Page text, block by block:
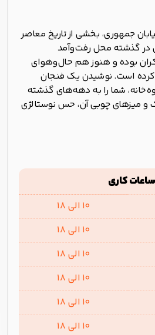
جمهوری، بخشی از تاریخ معاصر
در گذشته محل رفت‌وآمد
بوده و هنوز هم حال‌وهوای
است. نوشیدن یک فنجان
شما را به دهه‌های گذشته
و میزهای چوبی آن، حس نوستالژی
ساعات کاری
10 الی 18
10 الی 18
10 الی 18
10 الی 18
10 الی 18
10 الی 18